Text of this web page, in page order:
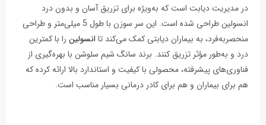
در مدیریت دیابت است که به‌ویژه برای تزریق آسان و بدون درد
انسولین طراحی شده است. این سر سوزن با طول 5 میلی‌متر و طراحی
منحصربه‌فرد، به بیماران دیابتی کمک می‌کند تا انسولین را با کمترین
درد و به‌طور مؤثر تزریق کنند. برند سانگ شیم سلوشن با بهره‌گیری از
فناوری‌های پیشرفته، محصولی با کیفیت و استاندارد بالا ارائه کرده که
هم برای بیماران و هم برای کادر درمانی بسیار مناسب است.